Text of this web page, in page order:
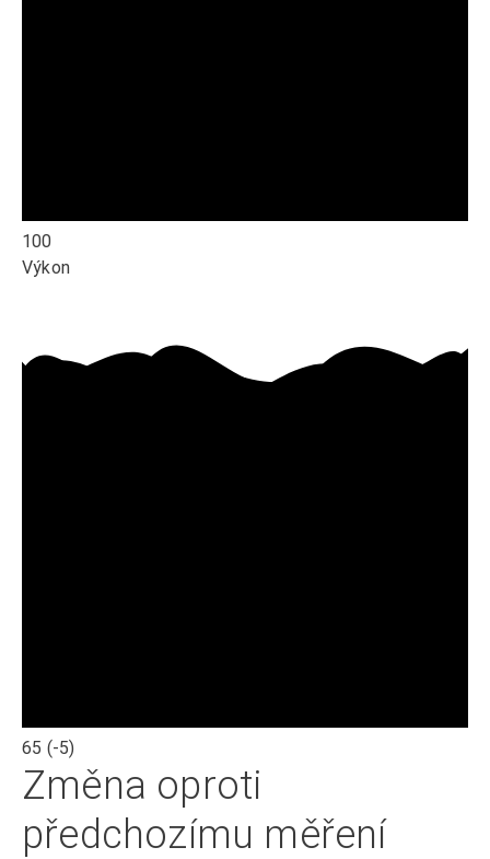
100
Výkon
65 (-5)
Změna oproti
předchozímu měření